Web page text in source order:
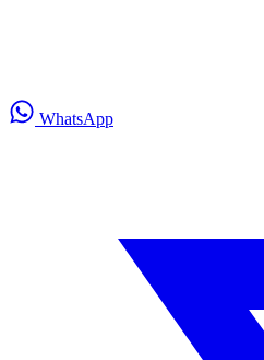
WhatsApp